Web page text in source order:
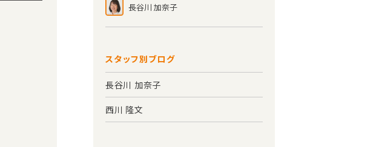
長谷川 加奈子
スタッフ別ブログ
長谷川 加奈子
西川 隆文